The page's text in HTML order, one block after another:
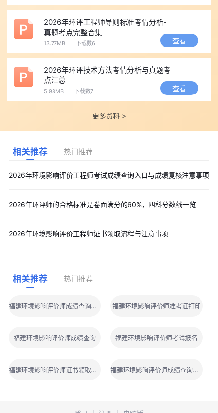
2026年环评工程师导则标准考情分析-
真题考点完整合集
13.77MB 下载数6 查看
2026年环评技术方法考情分析与真题考
点汇总
5.98MB 下载数7 查看
更多资料 >
相关推荐 热门推荐
2026年环境影响评价工程师考试成绩查询入口与成绩复核注意事项
2026年环评师的合格标准是卷面满分的60%，四科分数线一览
2026年环境影响评价工程师证书领取流程与注意事项
相关推荐 热门推荐
福建环境影响评价师成绩查询地址 福建环境影响评价师准考证打印
福建环境影响评价师成绩查询 福建环境影响评价师考试报名
福建环境影响评价师证书领取时间 福建环境影响评价师成绩查询时间